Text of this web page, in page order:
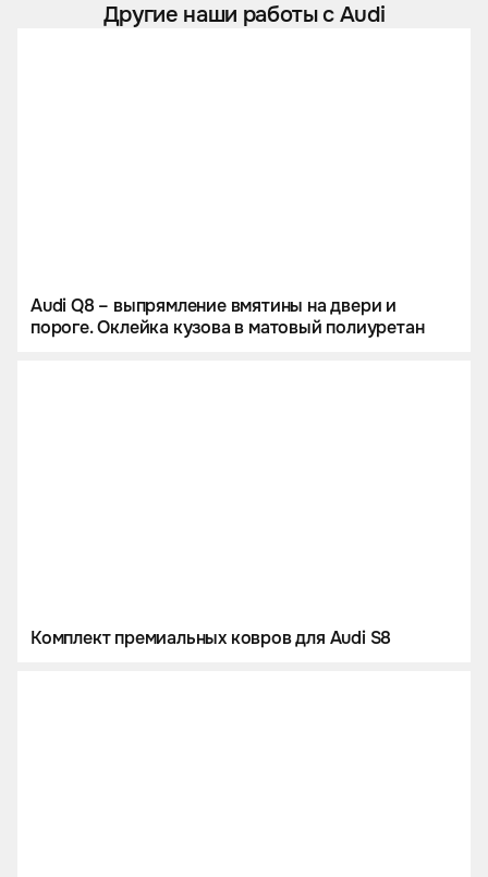
Другие наши работы с Audi
Audi Q8 – выпрямление вмятины на двери и
пороге. Оклейка кузова в матовый полиуретан
Комплект премиальных ковров для Audi S8